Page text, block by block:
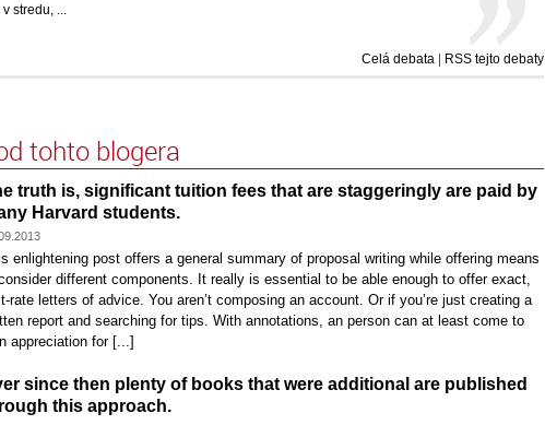
stredu, ...
Celá debata | RSS tejto debaty
tohto blogera
truth is, significant tuition fees that are staggeringly are paid by
Harvard students.
enlightening post offers a general summary of proposal writing while offering means
different components. It really is essential to be able enough to offer exact,
rate letters of advice. You aren’t composing an account. Or if you’re just creating a
report and searching for tips. With annotations, an person can at least come to
appreciation for [...]
since then plenty of books that were additional are published
this approach.